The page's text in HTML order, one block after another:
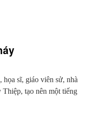
sĩ, giáo viên sử, nhà
tạo nên một tiếng